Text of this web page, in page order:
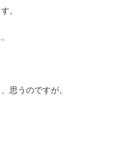
。
思うのですが。